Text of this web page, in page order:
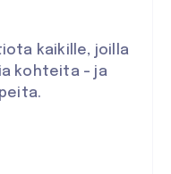
kaikille, joilla
kohteita – ja